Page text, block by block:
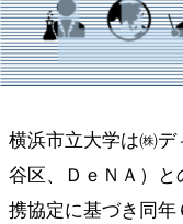
横浜市立大学は㈱
谷区、ＤｅＮＡ）
携協定に基づき同